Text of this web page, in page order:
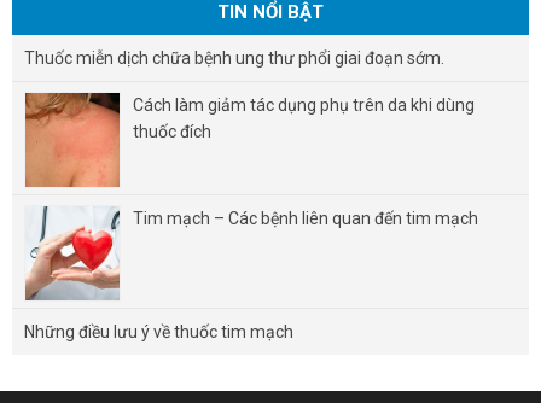
TIN NỔI BẬT
Thuốc miễn dịch chữa bệnh ung thư phổi giai đoạn sớm.
Cách làm giảm tác dụng phụ trên da khi dùng
thuốc đích
Tim mạch – Các bệnh liên quan đến tim mạch
Những điều lưu ý về thuốc tim mạch